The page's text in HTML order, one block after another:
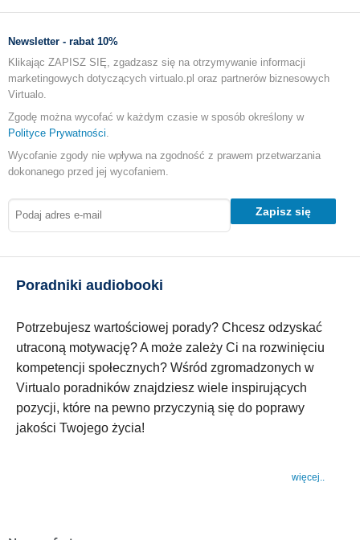
Newsletter - rabat 10%
Klikając ZAPISZ SIĘ, zgadzasz się na otrzymywanie informacji
marketingowych dotyczących virtualo.pl oraz partnerów biznesowych
Virtualo.
Zgodę można wycofać w każdym czasie w sposób określony w
Polityce Prywatności
Wycofanie zgody nie wpływa na zgodność z prawem przetwarzania
dokonanego przed jej wycofaniem.
Zapisz się
Poradniki audiobooki
Potrzebujesz wartościowej porady? Chcesz odzyskać
utraconą motywację? A może zależy Ci na rozwinięciu
kompetencji społecznych? Wśród zgromadzonych w
Virtualo poradników znajdziesz wiele inspirujących
pozycji, które na pewno przyczynią się do poprawy
jakości Twojego życia!
więcej..